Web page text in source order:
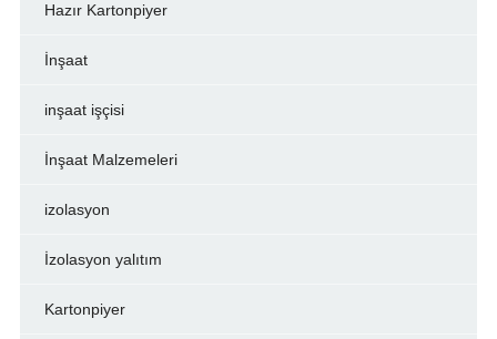
Hazır Kartonpiyer
İnşaat
inşaat işçisi
İnşaat Malzemeleri
izolasyon
İzolasyon yalıtım
Kartonpiyer